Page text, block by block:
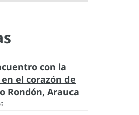
con la
el corazón de
Rondón, Arauca